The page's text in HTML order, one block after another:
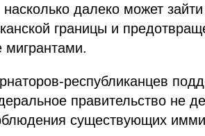
далеко может
границы и
мигрантами.
республиканцев
правительство не
существующих